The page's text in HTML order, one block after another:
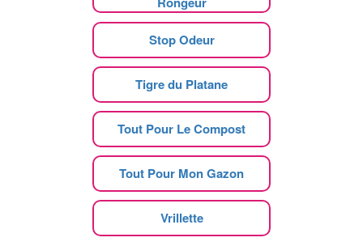
Stop Odeur
Tigre du Platane
Tout Pour Le Compost
Tout Pour Mon Gazon
Vrillette